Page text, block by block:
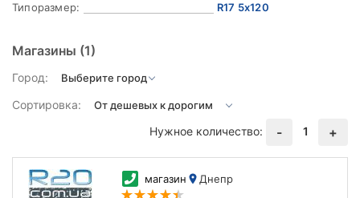
Типоразмер:
R17 5x120
Магазины (1)
Город:
Сортировка:
Нужное количество:
- 1 +
магазин Днепр